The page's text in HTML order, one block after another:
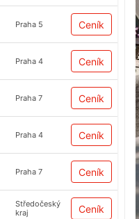
Praha 5 Ceník
Praha 4 Ceník
Praha 7 Ceník
Praha 4 Ceník
Praha 7 Ceník
Středočeský
kraj
Ceník